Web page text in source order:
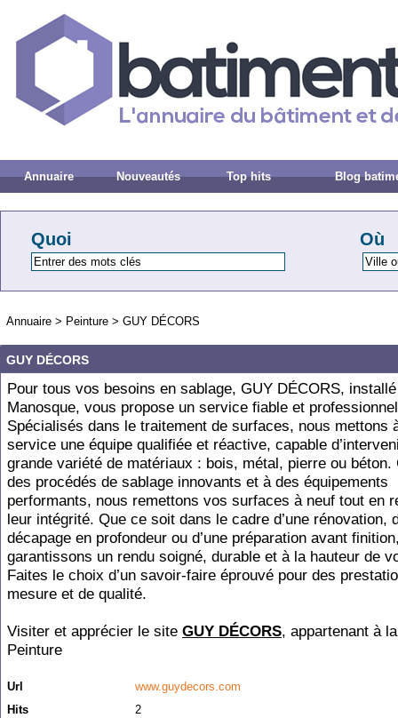
Annuaire Nouveautés Top hits Blog
Quoi Où
Annuaire > Peinture > GUY DÉCORS
GUY DÉCORS
Pour tous vos besoins en sablage, GUY DÉCORS,
Manosque, vous propose un service fiable et
Spécialisés dans le traitement de surfaces, nous mettons
service une équipe qualifiée et réactive, capable
grande variété de matériaux : bois, métal, pierre ou béton.
des procédés de sablage innovants et à des équipements
performants, nous remettons vos surfaces à neuf tout en
leur intégrité. Que ce soit dans le cadre d’une rénovation,
décapage en profondeur ou d’une préparation avant
garantissons un rendu soigné, durable et à la hauteur de
Faites le choix d’un savoir-faire éprouvé pour des
mesure et de qualité.
Visiter et apprécier le site GUY DÉCORS, appartenant à
Peinture
Url
www.guydecors.com
Hits
2